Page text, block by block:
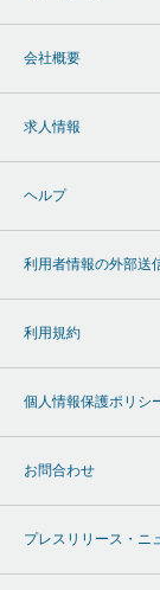
会社概要
求人情報
ヘルプ
利用者情報の外部送
利用規約
個人情報保護ポリシ
お問合わせ
プレスリリース・ニ